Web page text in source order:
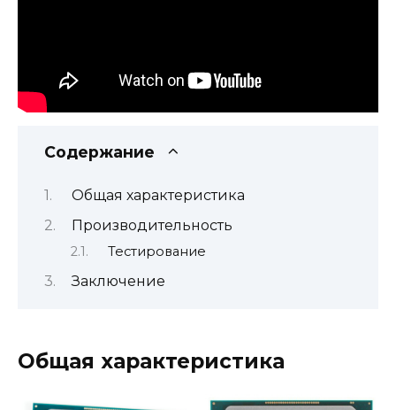
Содержание
Общая характеристика
Производительность
Тестирование
Заключение
Общая характеристика